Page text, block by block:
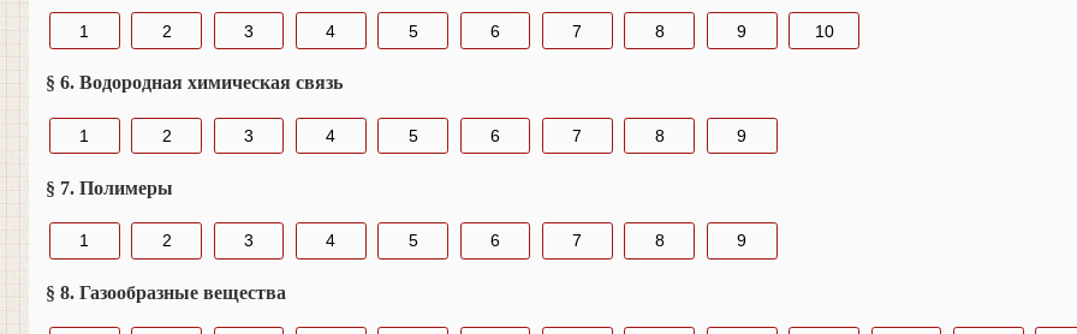
1 2 3 4 5 6 7 8 9 10
§ 6. Водородная химическая связь
1 2 3 4 5 6 7 8 9
§ 7. Полимеры
1 2 3 4 5 6 7 8 9
§ 8. Газообразные вещества